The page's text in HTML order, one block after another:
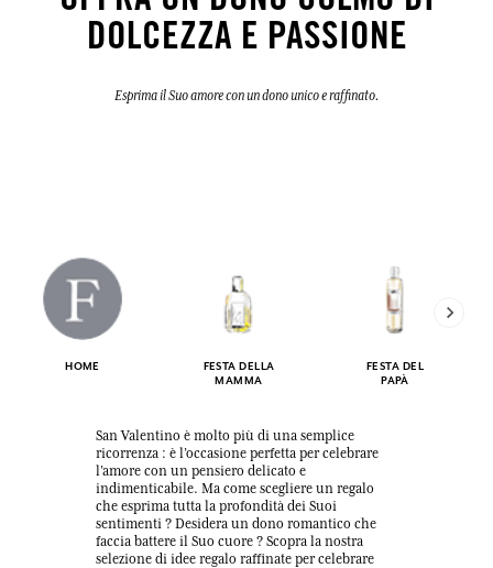
DOLCEZZA E PASSIONE
Esprima il Suo amore con un dono unico e raffinato.
HOME
FESTA DELLA
MAMMA
FESTA DEL
PAPÀ
San Valentino è molto più di una semplice
ricorrenza : è l’occasione perfetta per celebrare
l’amore con un pensiero delicato e
indimenticabile. Ma come scegliere un regalo
che esprima tutta la profondità dei Suoi
sentimenti ? Desidera un dono romantico che
faccia battere il Suo cuore ? Scopra la nostra
selezione di idee regalo raffinate per celebrare